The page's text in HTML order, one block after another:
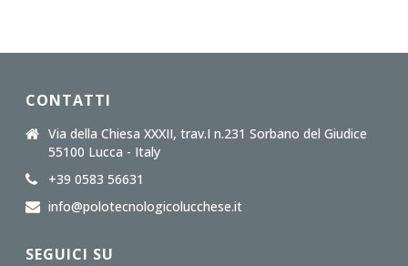
CONTATTI
Via della Chiesa XXXII, trav.I n.231 Sorbano del Giudice
55100 Lucca - Italy
+39 0583 56631
info@polotecnologicolucchese.it
SEGUICI SU